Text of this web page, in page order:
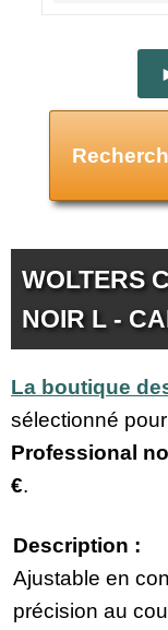
WOLTERS
NOIR L -
La boutique
sélectionné
Professional
€.
Description :
Ajustable en
précision au